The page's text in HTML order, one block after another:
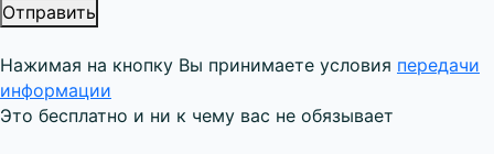
Отправить
Нажимая на кнопку Вы принимаете условия передачи
информации
Это бесплатно и ни к чему вас не обязывает